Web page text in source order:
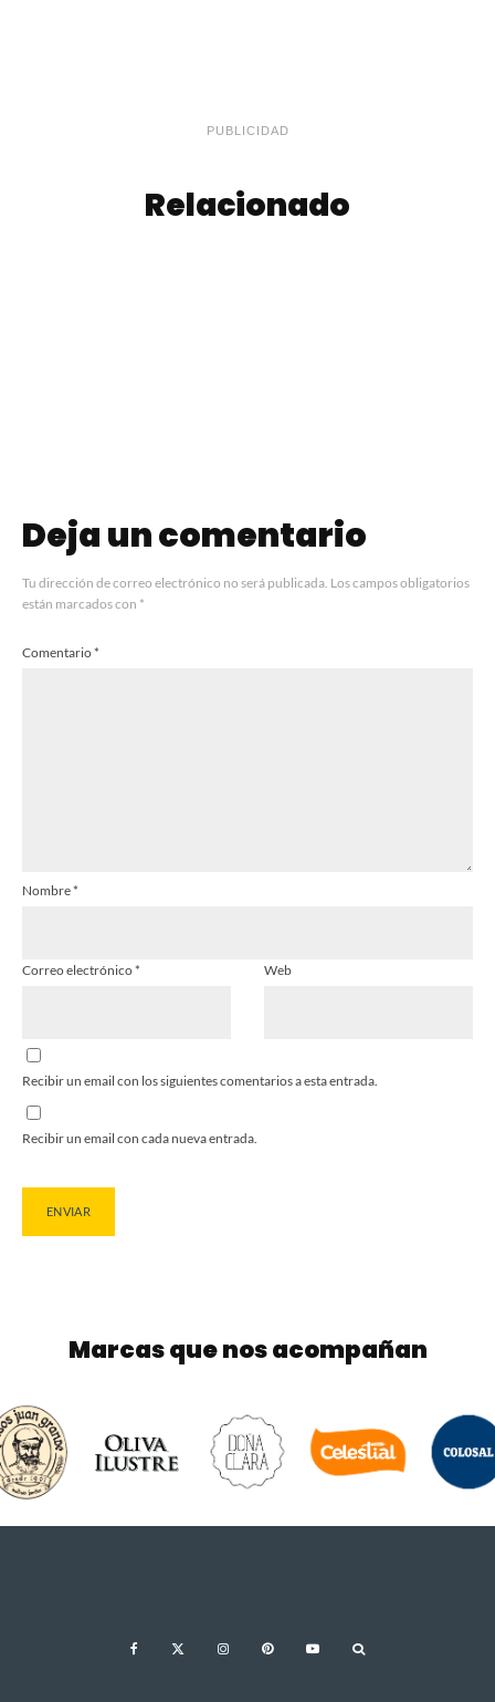
PUBLICIDAD
Relacionado
Deja un comentario
Tu dirección de correo electrónico no será publicada. Los campos obligatorios
están marcados con *
Comentario*
Nombre*
Correo electrónico* Web
Recibir un email con los siguientes comentarios a esta entrada.
Recibir un email con cada nueva entrada.
Marcas que nos acompañan